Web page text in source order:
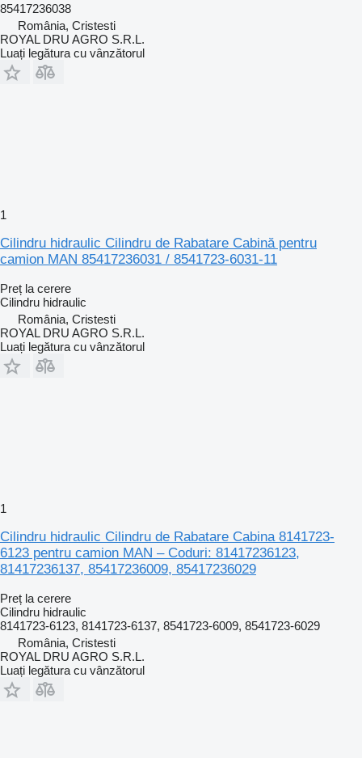
85417236038
România, Cristesti
ROYAL DRU AGRO S.R.L.
Luați legătura cu vânzătorul
1
Cilindru hidraulic Cilindru de Rabatare Cabină pentru
camion MAN 85417236031 / 8541723-6031-11
Preț la cerere
Cilindru hidraulic
România, Cristesti
ROYAL DRU AGRO S.R.L.
Luați legătura cu vânzătorul
1
Cilindru hidraulic Cilindru de Rabatare Cabina 8141723-
6123 pentru camion MAN – Coduri: 81417236123,
81417236137, 85417236009, 85417236029
Preț la cerere
Cilindru hidraulic
8141723-6123, 8141723-6137, 8541723-6009, 8541723-6029
România, Cristesti
ROYAL DRU AGRO S.R.L.
Luați legătura cu vânzătorul